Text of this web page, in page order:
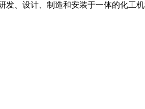
、设计、制造和安装于一体的化工